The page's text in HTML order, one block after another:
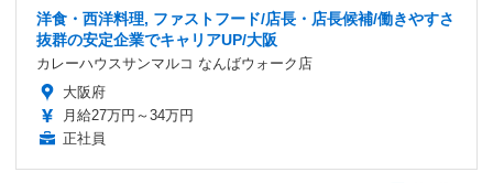
洋食・西洋料理, ファストフード/店長・店長候補/働きやすさ
抜群の安定企業でキャリアUP/大阪
カレーハウスサンマルコ なんばウォーク店
大阪府
月給27万円～34万円
正社員